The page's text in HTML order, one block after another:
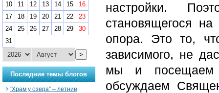
настройки.
становящегося
опора. Это то,
зависимого, не
мы и посещаем
обсуждаем
10
11 12 13 14 15
16
17
18 19 20 21 22
23
24
25 26 27 28 29
30
31
>
Последние темы блогов
“Храм у озера” – летние